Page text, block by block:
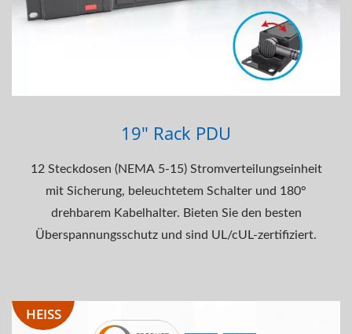
19" Rack PDU
12 Steckdosen (NEMA 5-15) Stromverteilungseinheit
mit Sicherung, beleuchtetem Schalter und 180°
drehbarem Kabelhalter. Bieten Sie den besten
Überspannungsschutz und sind UL/cUL-zertifiziert.
HEISS